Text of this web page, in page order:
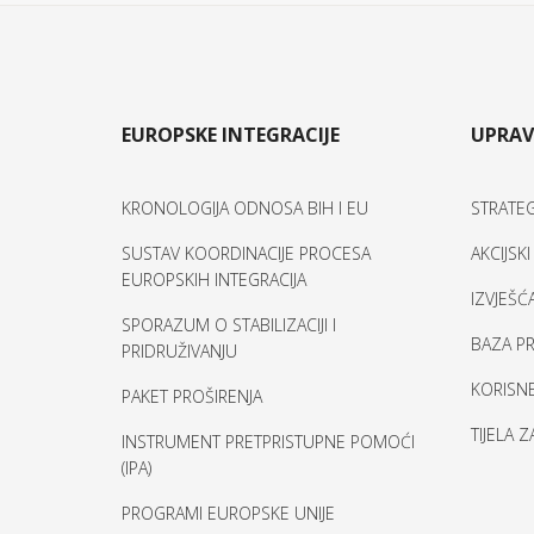
EUROPSKE INTEGRACIJE
KRONOLOGIJA ODNOSA BIH I EU
SUSTAV KOORDINACIJE PROCESA
EUROPSKIH INTEGRACIJA
SPORAZUM O STABILIZACIJI I
PRIDRUŽIVANJU
PAKET PROŠIRENJA
INSTRUMENT PRETPRISTUPNE POMOĆI
(IPA)
PROGRAMI EUROPSKE UNIJE
BAZA
TIJELA